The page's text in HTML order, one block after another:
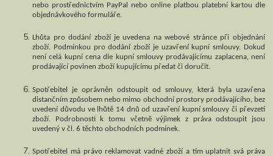
nebo prostřednictvím PayPal nebo online platbou platební kartou dle
objednávkového formuláře.
Lhůta pro dodání zboží je uvedena na webové stránce při objednání
zboží. Podmínkou pro dodání zboží je uzavření kupní smlouvy. Dokud
není celá kupní cena dle kupní smlouvy prodávajícímu zaplacena, není
prodávající povinen zboží kupujícímu předat či doručit.
Spotřebitel je oprávněn odstoupit od smlouvy, která byla uzavřena
distančním způsobem nebo mimo obchodní prostory prodávajícího, bez
uvedení důvodu ve lhůtě 14 dnů od uzavření kupní smlouvy či převzetí
zboží. Podrobnosti k tomu včetně výjimek z práva odstoupit jsou
uvedený v čl. 6 těchto obchodních podmínek.
Spotřebitel má právo reklamovat vadné zboží a tím uplatnit svá práva